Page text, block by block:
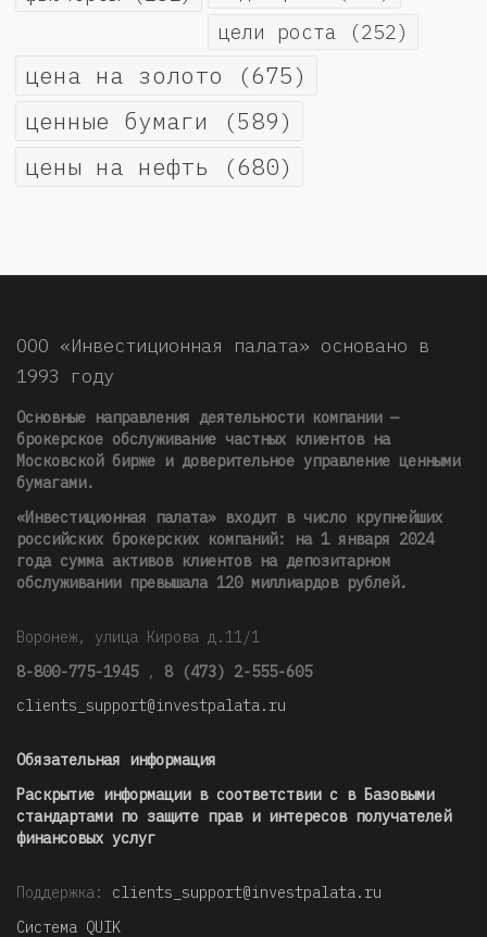
цели роста (252)
цена на золото (675)
ценные бумаги (589)
цены на нефть (680)
ООО «Инвестиционная палата» основано в
1993 году
Основные направления деятельности компании —
брокерское обслуживание частных клиентов на
Московской бирже и доверительное управление ценными
бумагами.
«Инвестиционная палата» входит в число крупнейших
российских брокерских компаний: на 1 января 2024
года сумма активов клиентов на депозитарном
обслуживании превышала 120 миллиардов рублей.
Воронеж, улица Кирова д.11/1
8-800-775-1945 , 8 (473) 2-555-605
clients_support@investpalata.ru
Обязательная информация
Раскрытие информации в соответствии с в Базовыми
стандартами по защите прав и интересов получателей
финансовых услуг
Поддержка: clients_support@investpalata.ru
Система QUIK